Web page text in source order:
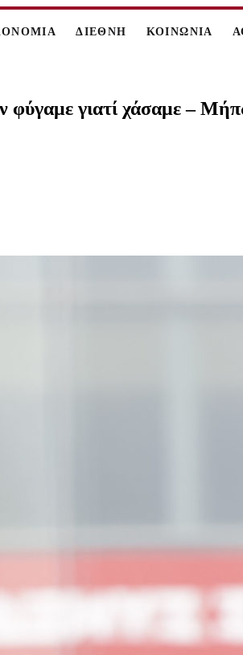
ΔΙΕΘΝΗ ΚΟΙΝΩΝΙΑ
γιατί χάσαμε –